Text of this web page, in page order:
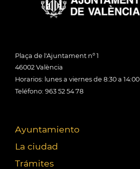
Plaça de l'Ajuntament nº 1
46002 València
Horarios: lunes a viernes de 8:30 a
Teléfono: 963 52 54 78
Ayuntamiento
La ciudad
Trámites